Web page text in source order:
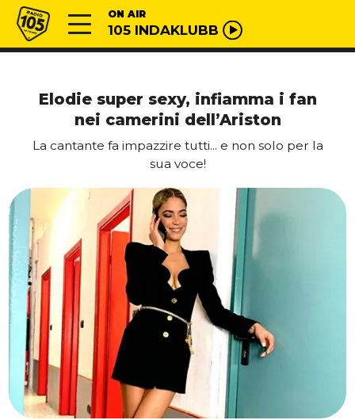
Vai al contenuto
Radio 105 ON AIR
105 INDAKLUBB
Elodie super sexy, infiamma i fan
nei camerini dell’Ariston
La cantante fa impazzire tutti... e non solo per la
sua voce!